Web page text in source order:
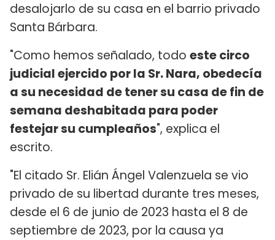
desalojarlo de su casa en el barrio privado
Santa Bárbara.
"Como hemos señalado, todo este circo
judicial ejercido por la Sr. Nara, obedecía
a su necesidad de tener su casa de fin de
semana deshabitada para poder
festejar su cumpleaños", explica el
escrito.
"El citado Sr. Elián Ángel Valenzuela se vio
privado de su libertad durante tres meses,
desde el 6 de junio de 2023 hasta el 8 de
septiembre de 2023, por la causa ya